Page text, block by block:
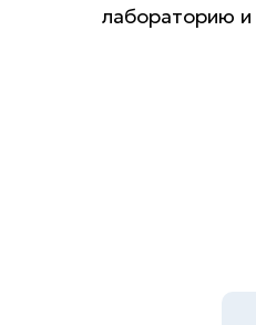
лабораторию и